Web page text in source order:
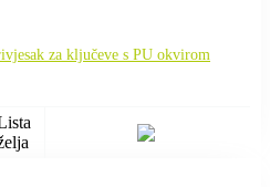
za ključeve s PU okvirom